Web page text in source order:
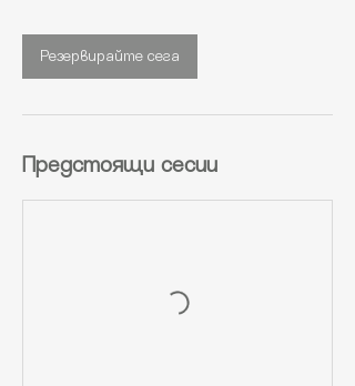
Резервирайте сега
Предстоящи сесии